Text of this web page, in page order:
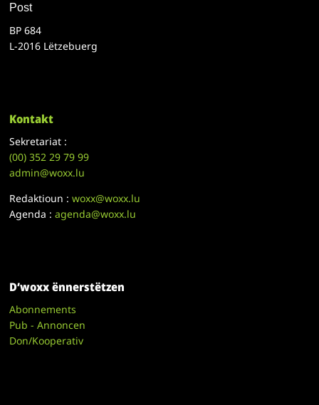
Post
BP 684
L-2016 Lëtzebuerg
Kontakt
Sekretariat :
(00)352 29 79 99
admin@woxx.lu
Redaktioun :woxx@woxx.lu
Agenda :agenda@woxx.lu
D’woxx ënnerstëtzen
Abonnements
Pub - Annoncen
Don/Kooperativ